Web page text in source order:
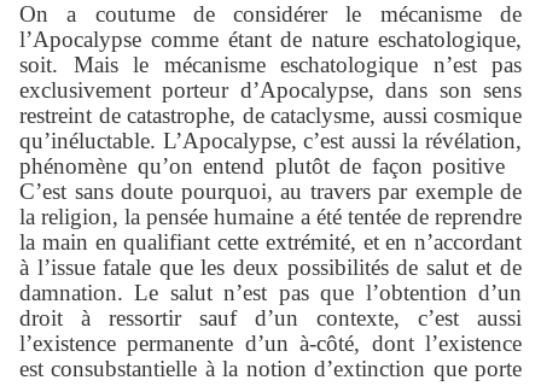
On a coutume de considérer le mécanisme de
l’Apocalypse comme étant de nature eschatologique,
soit. Mais le mécanisme eschatologique n’est pas
exclusivement porteur d’Apocalypse, dans son sens
restreint de catastrophe, de cataclysme, aussi cosmique
qu’inéluctable. L’Apocalypse, c’est aussi la révélation,
phénomène qu’on entend plutôt de façon positive
C’est sans doute pourquoi, au travers par exemple de
la religion, la pensée humaine a été tentée de reprendre
la main en qualifiant cette extrémité, et en n’accordant
à l’issue fatale que les deux possibilités de salut et de
damnation. Le salut n’est pas que l’obtention d’un
droit à ressortir sauf d’un contexte, c’est aussi
l’existence permanente d’un à-côté, dont l’existence
est consubstantielle à la notion d’extinction que porte